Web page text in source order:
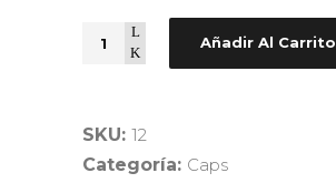
Quantity Añadir Al Carrito
SKU: 12
Categoría: Caps